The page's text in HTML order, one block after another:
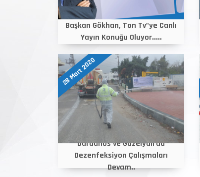
Başkan Gökhan, Ton Tv"ye Canlı
Yayın Konuğu Oluyor.....
28 Mart 2020
Dardanos ve Güzelyalı'da
Dezenfeksiyon Çalışmaları
Devam..